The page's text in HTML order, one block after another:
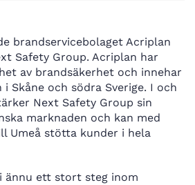
brandservicebolaget Acriplan
Safety Group. Acriplan har
av brandsäkerhet och innehar
Skåne och södra Sverige. I och
Next Safety Group sin
marknaden och kan med
Umeå stötta kunder i hela
ännu ett stort steg inom